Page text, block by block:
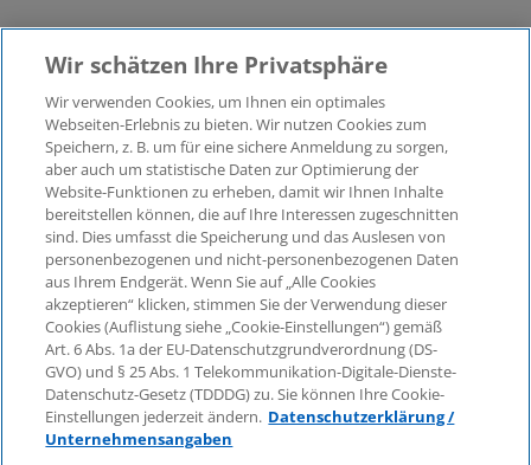
©2026 KPMG Law Rechtsanwaltsgesellschaft mbH,
assoziiert mit der KPMG AG
Wirtschaftsprüfungsgesellschaft, einer
Aktiengesellschaft nach deutschem Recht und ein
Mitglied der globalen KPMG-Organisation
unabhängiger Mitgliedsfirmen, die KPMG International
Limited, einer Private English Company Limited by
Guarantee, angeschlossen sind. Alle Rechte
vorbehalten. Für weitere Einzelheiten über die Struktur
der globalen Organisation von KPMG besuchen Sie
bittehttps://home.kpmg/governance.
KPMG International erbringt keine Dienstleistungen für
Kunden. Keine Mitgliedsfirma ist befugt, KPMG
Wir schätzen Ihre Privatsphäre
Wir verwenden Cookies, um Ihnen ein optimales
Webseiten-Erlebnis zu bieten. Wir nutzen Cookies zum
Speichern, z. B. um für eine sichere Anmeldung zu sorgen,
aber auch um statistische Daten zur Optimierung der
Website-Funktionen zu erheben, damit wir Ihnen Inhalte
bereitstellen können, die auf Ihre Interessen zugeschnitten
sind. Dies umfasst die Speicherung und das Auslesen von
personenbezogenen und nicht-personenbezogenen Daten
aus Ihrem Endgerät. Wenn Sie auf „Alle Cookies
akzeptieren“ klicken, stimmen Sie der Verwendung dieser
Cookies (Auflistung siehe „Cookie-Einstellungen“) gemäß
Art. 6 Abs. 1a der EU-Datenschutzgrundverordnung (DS-
GVO) und § 25 Abs. 1 Telekommunikation-Digitale-Dienste-
Datenschutz-Gesetz (TDDDG) zu. Sie können Ihre Cookie-
Einstellungen jederzeit ändern. Datenschutzerklärung /
Unternehmensangaben